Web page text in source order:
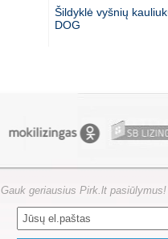
Šildyklė vyšnių
DOG
Gauk geriausius Pirk.lt pasiūlymus!